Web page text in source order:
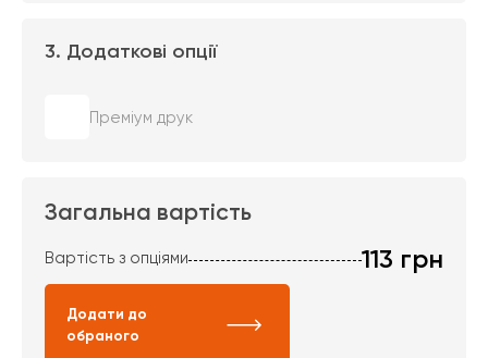
3. Додаткові опції
Преміум друк
Загальна вартість
Вартість з опціями 113 грн
Додати до
обраного